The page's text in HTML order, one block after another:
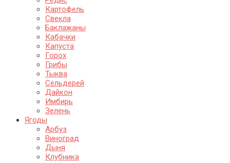
Картофель
Свекла
Баклажаны
Кабачки
Капуста
Горох
Грибы
Тыква
Сельдерей
Дайкон
Имбирь
Зелень
Ягоды
Арбуз
Виноград
Дыня
Клубника